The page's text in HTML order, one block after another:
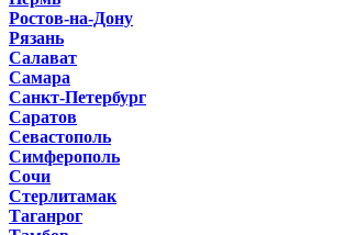
Ростов-на-Дону
Рязань
Салават
Самара
Санкт-Петербург
Саратов
Севастополь
Симферополь
Сочи
Стерлитамак
Таганрог